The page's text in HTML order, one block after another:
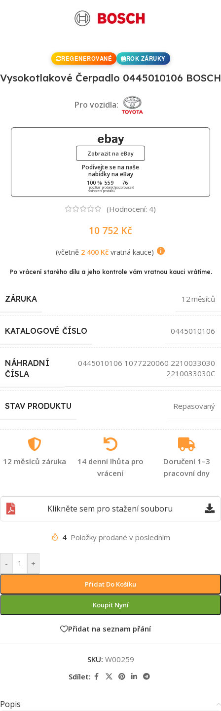
REGENEROVANÉ ROK ZÁRUKY
Vysokotlakové Čerpadlo 0445010106 BOSCH
Pro vozidla:
Podívejte se na naše
nabídky na eBay
100 %
pozitivní
hodnocení
559
prodaných
produktů
76
pozorovatelů
Zobrazit na eBay
(Hodnocení: 4)
10 752 Kč
(včetně 2 400 Kčvratná kauce)
Po vrácení starého dílu a jeho kontrole vám vratnou kauci vrátíme.
ZÁRUKA 12 měsíců
KATALOGOVÉ ČÍSLO 0445010106
NÁHRADNÍ
ČÍSLA
0445010106 1077220060 2210033030
2210033030C
STAV PRODUKTU Repasovaný
12 měsíců záruka
14 denní lhůta pro
vrácení
Doručení 1–3
pracovní dny
Klikněte sem pro stažení souboru
4 Položky prodané v posledním
- +
Přidat Do Košíku
Koupit Nyní
Přidat na seznam přání
SKU: W00259
Sdílet:
Popis